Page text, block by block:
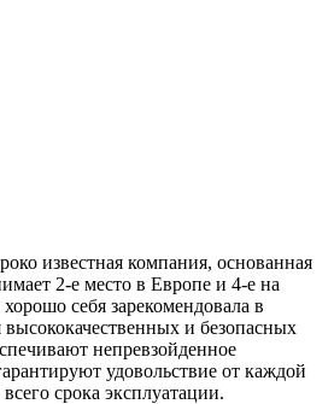
известная компания, основанная
2-е место в Европе и 4-е на
себя зарекомендовала в
высококачественных и безопасных
непревзойденное
удовольствие от каждой
срока эксплуатации.